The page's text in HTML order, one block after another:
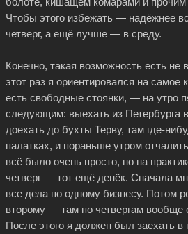
Чтобы этого избежать — надёжнее
четверг, а ещё лучше — в среду.
Конечно, такая возможность есть не
этот раз я ориентировался на самое
есть свободные стоянки, — на утро
следующим: выехать из Петербурга
доехать до бухты Терву, там где-
палатках, и пораньше утром
всё было очень просто, но на
четверг — тот ещё денёк. Сначала
все дела по одному бизнесу. Потом
второму — там по четвергам
После этого я должен был заехать в